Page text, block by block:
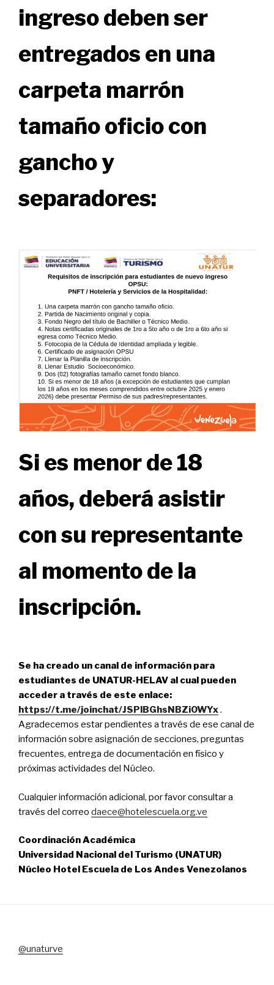
ingreso deben ser
entregados en una
carpeta marrón
tamaño oficio con
gancho y
separadores:
Si es menor de 18
años, deberá asistir
con su representante
al momento de la
inscripción.
Se ha creado un canal de información para
estudiantes de UNATUR-HELAV al cual pueden
acceder a través de este enlace:
https://t.me/joinchat/JSPlBGhsNBZiOWYx.
Agradecemos estar pendientes a través de ese canal de
información sobre asignación de secciones, preguntas
frecuentes, entrega de documentación en físico y
próximas actividades del Núcleo.
Cualquier información adicional, por favor consultar a
través del correo daece@hotelescuela.org.ve
Coordinación Académica
Universidad Nacional del Turismo (UNATUR)
Núcleo Hotel Escuela de Los Andes Venezolanos
@unaturve